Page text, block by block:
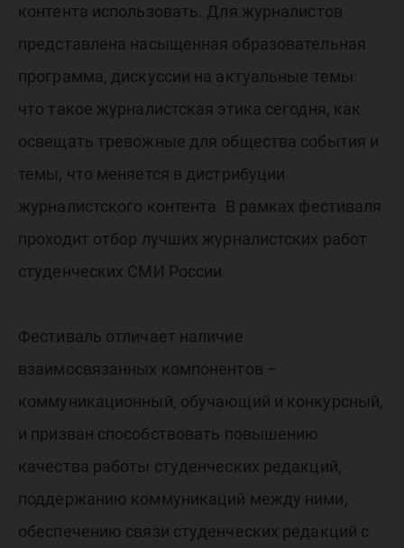
контента использовать. Для журналистов
представлена насыщенная образовательная
программа, дискуссии на актуальные темы:
что такое журналистская этика сегодня, как
освещать тревожные для общества события и
темы, что меняется в дистрибуции
журналистского контента. В рамках фестиваля
проходит отбор лучших журналистских работ
студенческих СМИ России.
Фестиваль отличает наличие
взаимосвязанных компонентов –
коммуникационный, обучающий и конкурсный,
и призван способствовать повышению
качества работы студенческих редакций,
поддержанию коммуникаций между ними,
обеспечению связи студенческих редакций с